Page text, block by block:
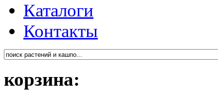
Каталоги
Контакты
корзина: